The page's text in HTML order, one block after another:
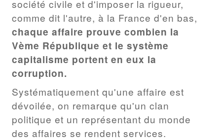
société civile et d'imposer la rigueur,
comme dit l'autre, à la France d'en bas,
chaque affaire prouve combien la
Vème République et le système
capitalisme portent en eux la
corruption.
Systématiquement qu'une affaire est
dévoilée, on remarque qu'un clan
politique et un représentant du monde
des affaires se rendent services.